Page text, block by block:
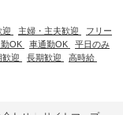
迎 主婦・主夫歓迎
フリー
OK 車通勤OK
平日のみ
歓迎 長期歓迎 高時給